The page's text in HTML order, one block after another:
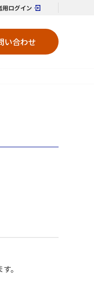
用ログイン
い合わせ
。